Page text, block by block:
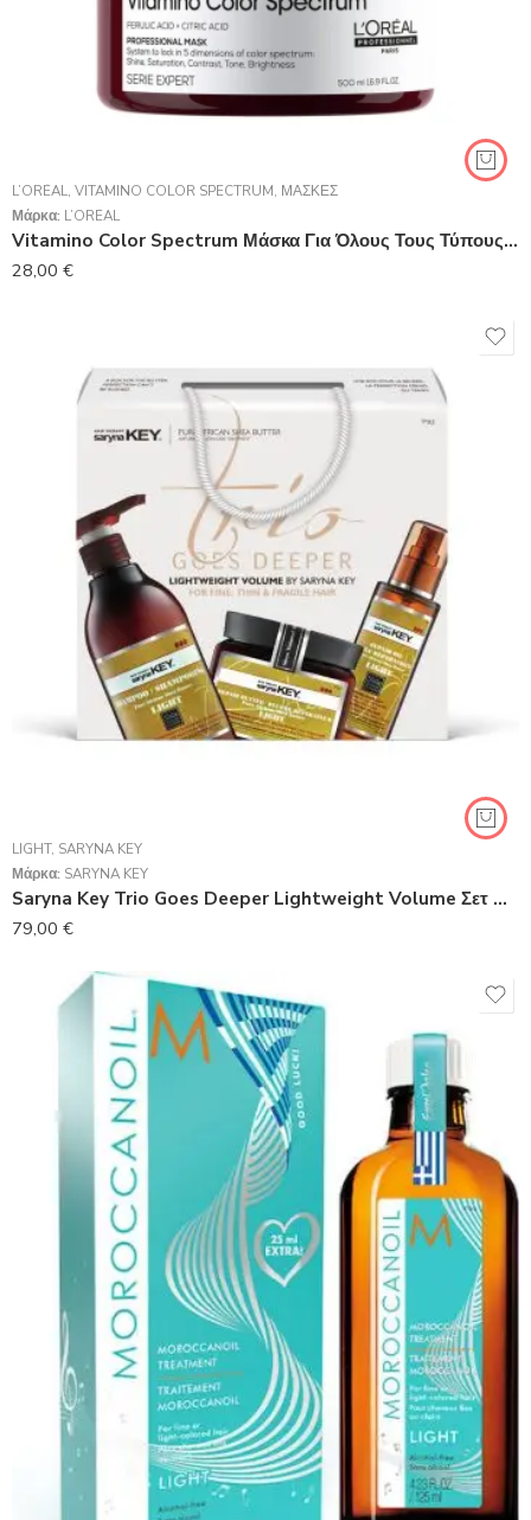
L’ORÉAL, VITAMINO COLOR SPECTRUM, ΜΆΣΚΕΣ
Μάρκα: L’ORÉAL
Vitamino Color Spectrum Μάσκα Για Όλους Τους Τύπους Βαμμένων Μαλλιών 500 ml
28,00 €
LIGHT, SARYNA KEY
Μάρκα: SARYNA KEY
Saryna Key Trio Goes Deeper Lightweight Volume Σετ Θεραπείας Μαλλιών με Σαμπουάν 3τμχ
79,00 €